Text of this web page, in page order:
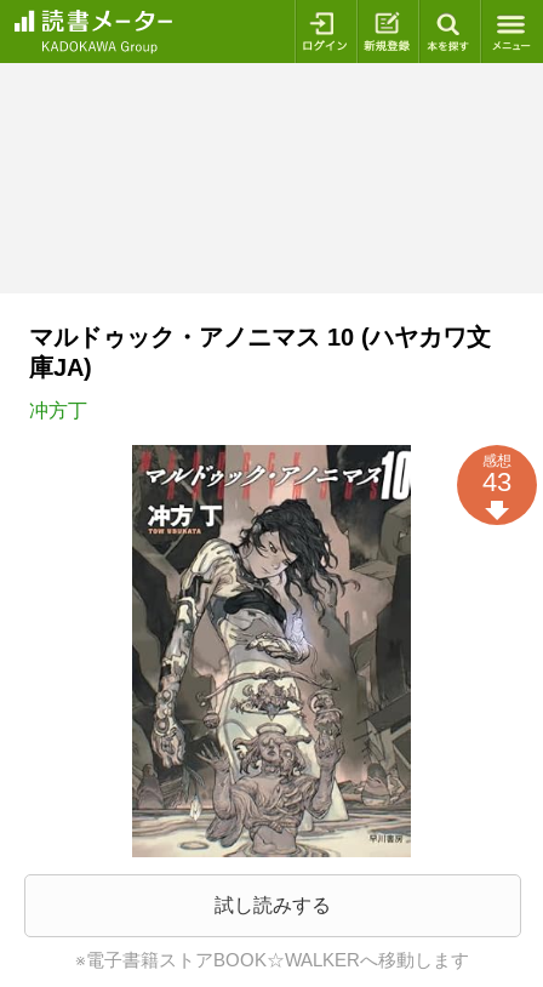
ログイン 新規登録
マルドゥック・アノニマス 10 (ハヤカワ文
庫JA)
冲方丁
試し読みする
※電子書籍ストアBOOK☆WALKERへ移動します
感想
43